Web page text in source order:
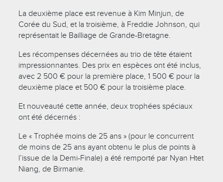
La deuxième place est revenue à Kim Minjun, de
Corée du Sud, et la troisième, à Freddie Johnson, qui
représentait le Bailliage de Grande-Bretagne.
Les récompenses décernées au trio de tête étaient
impressionnantes. Des prix en espèces ont été inclus,
avec 2 500 € pour la première place, 1 500 € pour la
deuxième place et 500 € pour la troisième place.
Et nouveauté cette année, deux trophées spéciaux
ont été décernés :
Le « Trophée moins de 25 ans » (pour le concurrent
de moins de 25 ans ayant obtenu le plus de points à
l’issue de la Demi-Finale) a été remporté par Nyan Htet
Niang, de Birmanie.